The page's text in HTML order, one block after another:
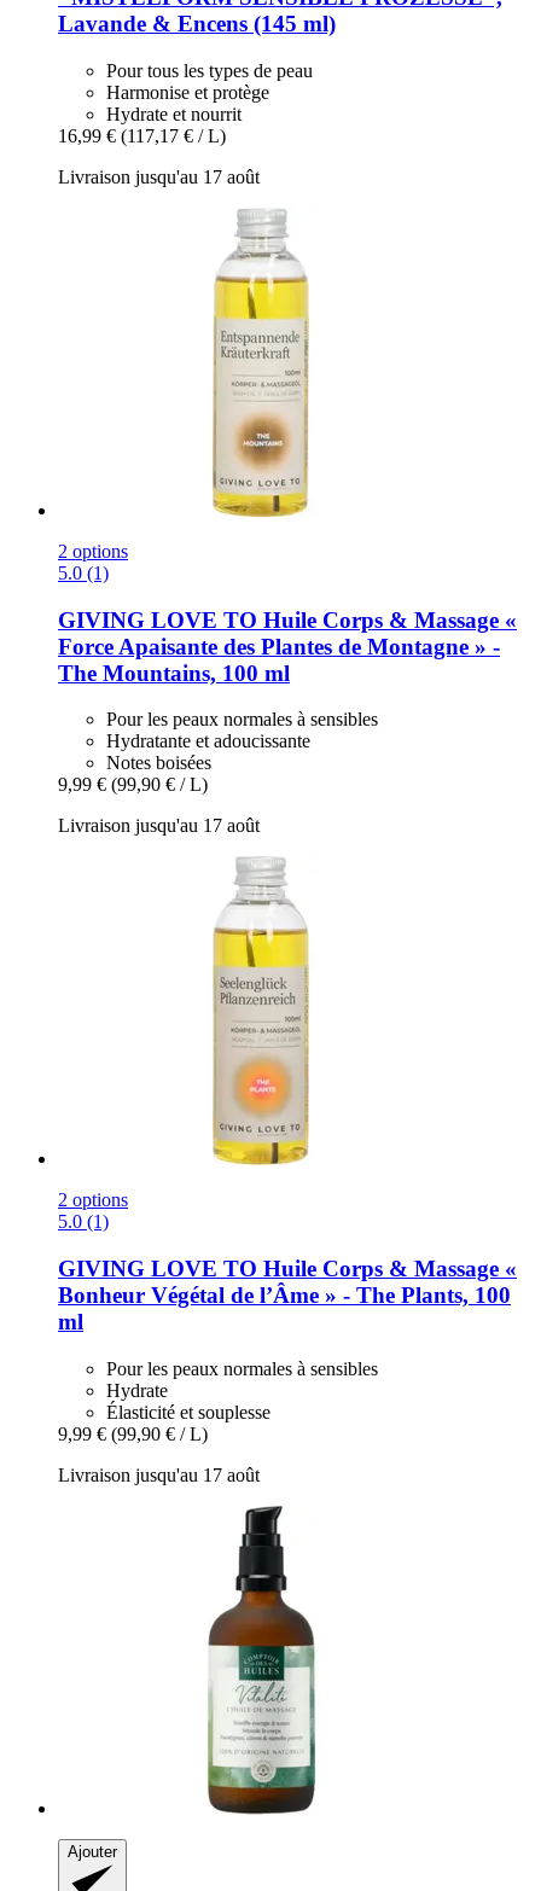
Lavande & Encens (145 ml)
Pour tous les types de peau
Harmonise et protège
Hydrate et nourrit
16,99 € (117,17 € / L)
Livraison jusqu'au 17 août
2 options
5.0 (1)
GIVING LOVE TO Huile Corps & Massage «
Force Apaisante des Plantes de Montagne » -​
The Mountains, 100 ml
Pour les peaux normales à sensibles
Hydratante et adoucissante
Notes boisées
9,99 € (99,90 € / L)
Livraison jusqu'au 17 août
2 options
5.0 (1)
GIVING LOVE TO Huile Corps & Massage «
Bonheur Végétal de l’Âme » -​ The Plants, 100
ml
Pour les peaux normales à sensibles
Hydrate
Élasticité et souplesse
9,99 € (99,90 € / L)
Livraison jusqu'au 17 août
Ajouter